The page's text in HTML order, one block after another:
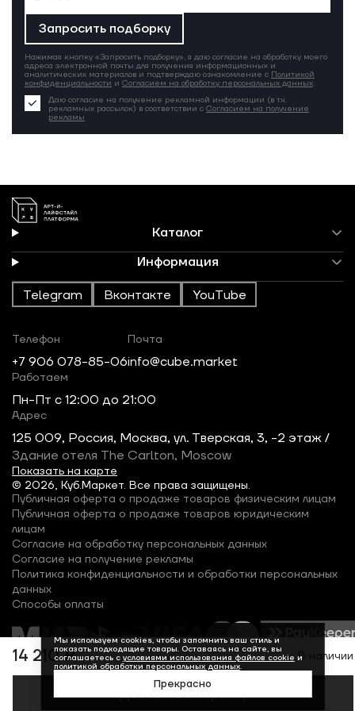
14 210 ₽ В наличии
Добавить в корзину
Запросить подборку
Нажимая кнопку «Запросить подборку», я даю согласие на обработку моего
адреса электронной почты для получения информационных и
аналитических материалов и подтверждаю ознакомление с Политикой
конфиденциальности и Согласием на обработку персональных данных.
Даю согласие на получение рекламной информации (в т.ч.
рекламных рассылок) в соответствии с Согласием на получение
рекламы
Каталог
Информация
Telegram Вконтакте YouTube
© 2026, Куб.Маркет. Все права защищены.
Телефон
+7 906 078-85-06
Почта
info@cube.market
Работаем
Пн-Пт c 12:00 до 21:00
Адрес
125 009, Россия, Москва, ул. Тверская, 3, -2 этаж /
Здание отеля The Carlton, Moscow
Показать на карте
Публичная оферта о продаже товаров физическим лицам
Публичная оферта о продаже товаров юридическим
лицам
Согласие на обработку персональных данных
Согласие на получение рекламы
Политика конфиденциальности и обработки персональных
данных
Способы оплаты
Мы используем cookies, чтобы запомнить ваш стиль и
показать подходящие товары. Оставаясь на сайте, вы
соглашаетесь с условиями использования файлов cookie и
политикой обработки персональных данных.
Прекрасно